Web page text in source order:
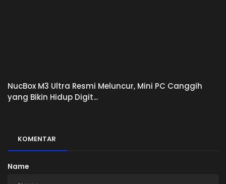
NucBox M3 Ultra Resmi Meluncur, Mini PC Canggih
yang Bikin Hidup Digit...
KOMENTAR
Name